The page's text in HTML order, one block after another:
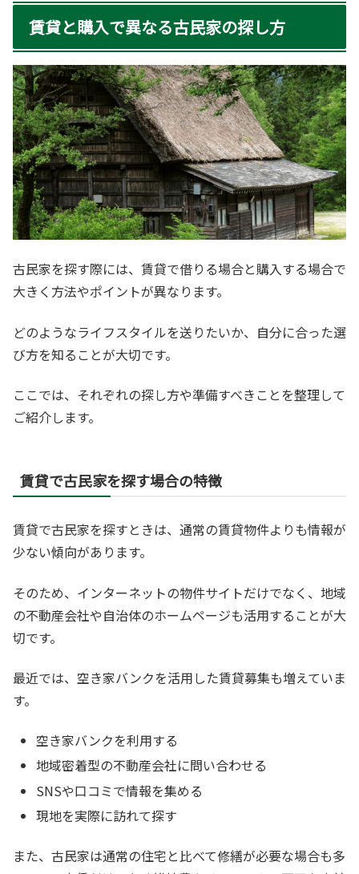
賃貸と購入で異なる古民家の探し方
古民家を探す際には、賃貸で借りる場合と購入する場合で
大きく方法やポイントが異なります。
どのようなライフスタイルを送りたいか、自分に合った選
び方を知ることが大切です。
ここでは、それぞれの探し方や準備すべきことを整理して
ご紹介します。
賃貸で古民家を探す場合の特徴
賃貸で古民家を探すときは、通常の賃貸物件よりも情報が
少ない傾向があります。
そのため、インターネットの物件サイトだけでなく、地域
の不動産会社や自治体のホームページも活用することが大
切です。
最近では、空き家バンクを活用した賃貸募集も増えていま
す。
空き家バンクを利用する
地域密着型の不動産会社に問い合わせる
SNSや口コミで情報を集める
現地を実際に訪れて探す
また、古民家は通常の住宅と比べて修繕が必要な場合も多